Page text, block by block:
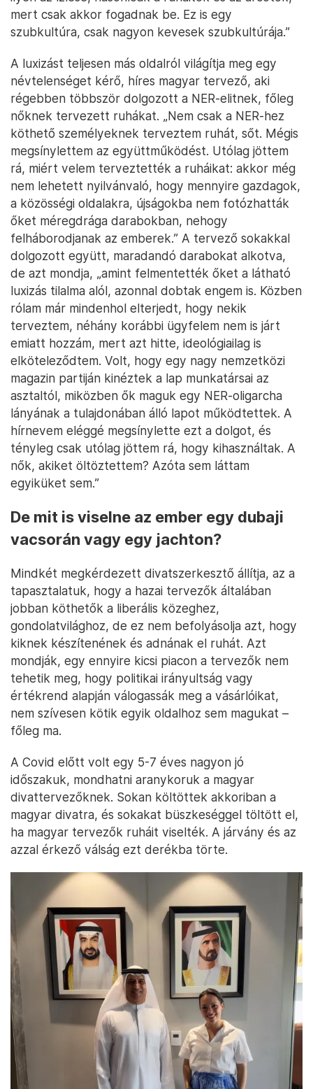
mert csak akkor fogadnak be. Ez is egy
szubkultúra, csak nagyon kevesek szubkultúrája.”
A luxizást teljesen más oldalról világítja meg egy
névtelenséget kérő, híres magyar tervező, aki
régebben többször dolgozott a NER-elitnek, főleg
nőknek tervezett ruhákat. „Nem csak a NER-hez
köthető személyeknek terveztem ruhát, sőt. Mégis
megsínylettem az együttműködést. Utólag jöttem
rá, miért velem terveztették a ruháikat: akkor még
nem lehetett nyilvánvaló, hogy mennyire gazdagok,
a közösségi oldalakra, újságokba nem fotózhatták
őket méregdrága darabokban, nehogy
felháborodjanak az emberek.” A tervező sokakkal
dolgozott együtt, maradandó darabokat alkotva,
de azt mondja, „amint felmentették őket a látható
luxizás tilalma alól, azonnal dobtak engem is. Közben
rólam már mindenhol elterjedt, hogy nekik
terveztem, néhány korábbi ügyfelem nem is járt
emiatt hozzám, mert azt hitte, ideológiailag is
elköteleződtem. Volt, hogy egy nagy nemzetközi
magazin partiján kinéztek a lap munkatársai az
asztaltól, miközben ők maguk egy NER-oligarcha
lányának a tulajdonában álló lapot működtettek. A
hírnevem eléggé megsínylette ezt a dolgot, és
tényleg csak utólag jöttem rá, hogy kihasználtak. A
nők, akiket öltöztettem? Azóta sem láttam
egyiküket sem.”
De mit is viselne az ember egy dubaji
vacsorán vagy egy jachton?
Mindkét megkérdezett divatszerkesztő állítja, az a
tapasztalatuk, hogy a hazai tervezők általában
jobban köthetők a liberális közeghez,
gondolatvilághoz, de ez nem befolyásolja azt, hogy
kiknek készítenének és adnának el ruhát. Azt
mondják, egy ennyire kicsi piacon a tervezők nem
tehetik meg, hogy politikai irányultság vagy
értékrend alapján válogassák meg a vásárlóikat,
nem szívesen kötik egyik oldalhoz sem magukat –
főleg ma.
A Covid előtt volt egy 5-7 éves nagyon jó
időszakuk, mondhatni aranykoruk a magyar
divattervezőknek. Sokan költöttek akkoriban a
magyar divatra, és sokakat büszkeséggel töltött el,
ha magyar tervezők ruháit viselték. A járvány és az
azzal érkező válság ezt derékba törte.